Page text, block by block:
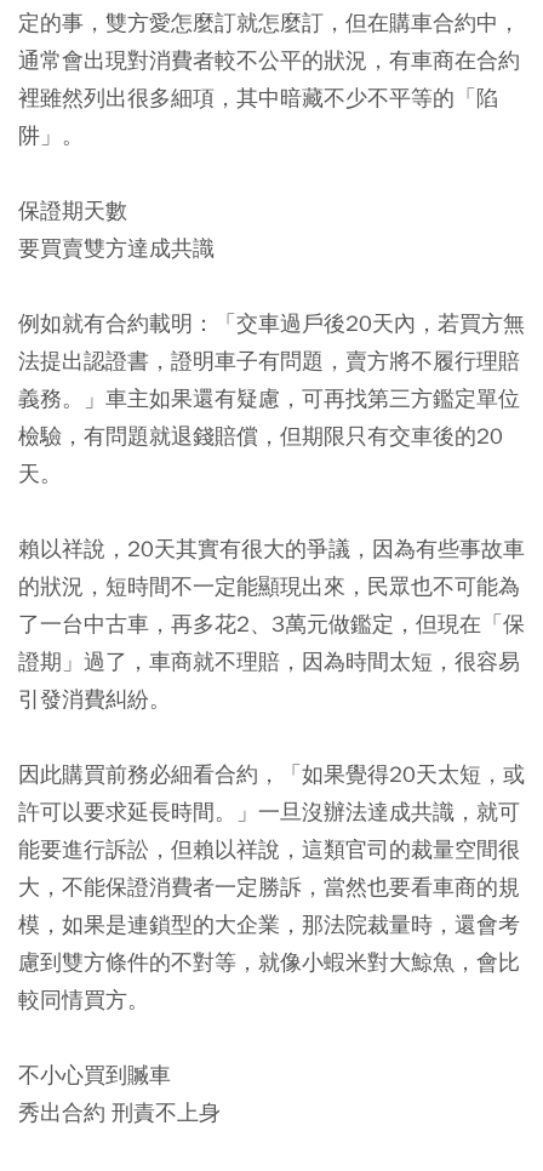
定的事，雙方愛怎麼訂就怎麼訂，但在購車合約中，
通常會出現對消費者較不公平的狀況，有車商在合約
裡雖然列出很多細項，其中暗藏不少不平等的「陷
阱」。
保證期天數
要買賣雙方達成共識
例如就有合約載明 ：
「交車過戶後20天內，若買方無
法提出認證書，證明車子有問題，賣方將不履行理賠
義務。
」車主如果還有疑慮，可再找第三方鑑定單位
檢驗，有問題就退錢賠償，但期限只有交車後的20
天。
賴以祥說，20天其實有很大的爭議，因為有些事故車
的狀況，短時間不一定能顯現出來，民眾也不可能為
了一台中古車，再多花2、3萬元做鑑定，但現在「保
證期」過了，車商就不理賠，因為時間太短，很容易
引發消費糾紛。
因此購買前務必細看合約，「如果覺得20天太短，或
許可以要求延長時間。」一旦沒辦法達成共識，就可
能要進行訴訟，但賴以祥說，這類官司的裁量空間很
大，不能保證消費者一定勝訴，當然也要看車商的規
模，如果是連鎖型的大企業，那法院裁量時，還會考
慮到雙方條件的不對等，就像小蝦米對大鯨魚，會比
較同情買方。
不小心買到贓車
秀出合約 刑責不上身